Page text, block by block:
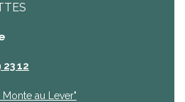
23 12
au Lever"